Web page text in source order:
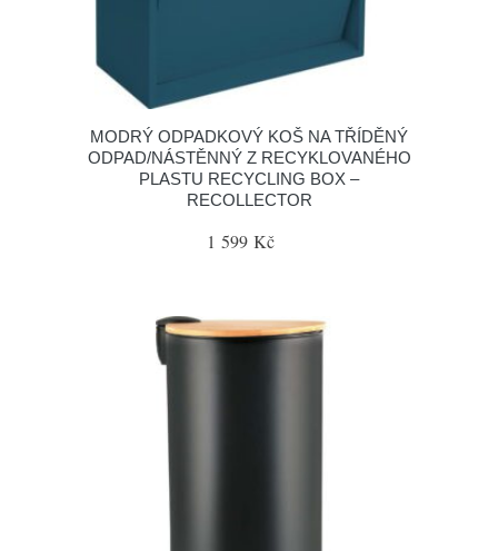
MODRÝ ODPADKOVÝ KOŠ NA TŘÍDĚNÝ
ODPAD/NÁSTĚNNÝ Z RECYKLOVANÉHO
PLASTU RECYCLING BOX –
RECOLLECTOR
1 599 Kč